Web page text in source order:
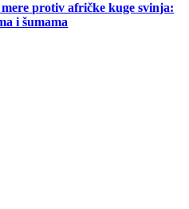
protiv afričke kuge svinja:
i šumama